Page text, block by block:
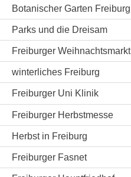
Botanischer Garten Freiburg
Parks und die Dreisam
Freiburger Weihnachtsmarkt
winterliches Freiburg
Freiburger Uni Klinik
Freiburger Herbstmesse
Herbst in Freiburg
Freiburger Fasnet